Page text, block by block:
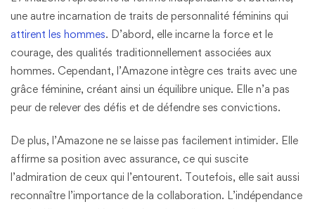
une autre incarnation de traits de personnalité féminins qui
attirent les hommes. D’abord, elle incarne la force et le
courage, des qualités traditionnellement associées aux
hommes. Cependant, l’Amazone intègre ces traits avec une
grâce féminine, créant ainsi un équilibre unique. Elle n’a pas
peur de relever des défis et de défendre ses convictions.
De plus, l’Amazone ne se laisse pas facilement intimider. Elle
affirme sa position avec assurance, ce qui suscite
l’admiration de ceux qui l’entourent. Toutefois, elle sait aussi
reconnaître l’importance de la collaboration. L’indépendance